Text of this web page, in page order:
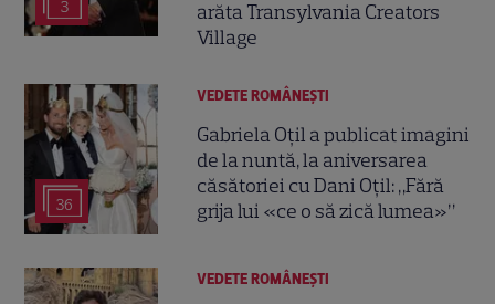
3
arăta Transylvania Creators
Village
36
VEDETE ROMÂNEŞTI
Gabriela Oțil a publicat imagini
de la nuntă, la aniversarea
căsătoriei cu Dani Oțil: „Fără
grija lui «ce o să zică lumea»”
VEDETE ROMÂNEŞTI